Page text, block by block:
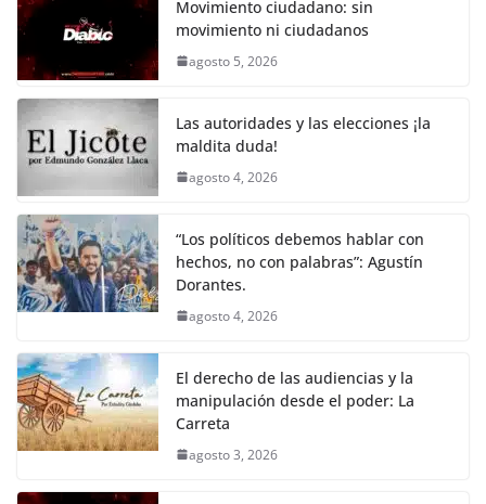
e
b
o
o
k
er s
A
p
y
Li
k
gr
a
e
Movimiento ciudadano: sin
movimiento ni ciudadanos
agosto 5, 2026
Las autoridades y las elecciones ¡la
maldita duda!
agosto 4, 2026
“Los políticos debemos hablar con
hechos, no con palabras”: Agustín
Dorantes.
agosto 4, 2026
El derecho de las audiencias y la
manipulación desde el poder: La
Carreta
agosto 3, 2026